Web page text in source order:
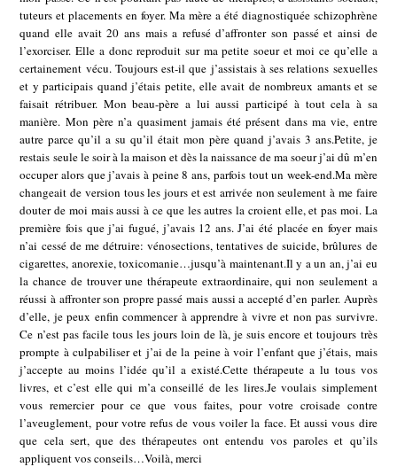
tuteurs et placements en foyer. Ma mère a été diagnostiquée schizophrène
quand elle avait 20 ans mais a refusé d’affronter son passé et ainsi de
l’exorciser. Elle a donc reproduit sur ma petite soeur et moi ce qu’elle a
certainement vécu. Toujours est-il que j’assistais à ses relations sexuelles
et y participais quand j’étais petite, elle avait de nombreux amants et se
faisait rétribuer. Mon beau-père a lui aussi participé à tout cela à sa
manière. Mon père n’a quasiment jamais été présent dans ma vie, entre
autre parce qu’il a su qu’il était mon père quand j’avais 3 ans.Petite, je
restais seule le soir à la maison et dès la naissance de ma soeur j’ai dû m’en
occuper alors que j’avais à peine 8 ans, parfois tout un week-end.Ma mère
changeait de version tous les jours et est arrivée non seulement à me faire
douter de moi mais aussi à ce que les autres la croient elle, et pas moi. La
première fois que j’ai fugué, j’avais 12 ans. J’ai été placée en foyer mais
n’ai cessé de me détruire: vénosections, tentatives de suicide, brûlures de
cigarettes, anorexie, toxicomanie…jusqu’à maintenant.Il y a un an, j’ai eu
la chance de trouver une thérapeute extraordinaire, qui non seulement a
réussi à affronter son propre passé mais aussi a accepté d’en parler. Auprès
d’elle, je peux enfin commencer à apprendre à vivre et non pas survivre.
Ce n’est pas facile tous les jours loin de là, je suis encore et toujours très
prompte à culpabiliser et j’ai de la peine à voir l’enfant que j’étais, mais
j’accepte au moins l’idée qu’il a existé.Cette thérapeute a lu tous vos
livres, et c’est elle qui m’a conseillé de les lires.Je voulais simplement
vous remercier pour ce que vous faites, pour votre croisade contre
l’aveuglement, pour votre refus de vous voiler la face. Et aussi vous dire
que cela sert, que des thérapeutes ont entendu vos paroles et qu’ils
appliquent vos conseils…Voilà, merci